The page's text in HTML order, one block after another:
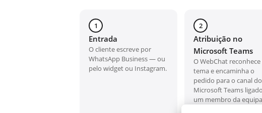
1
Entrada
O cliente escreve por
WhatsApp Business — ou
pelo widget ou Instagram.
2
Atribuição no
Microsoft Teams
O WebChat reconhece
tema e encaminha o
pedido para o canal do
Microsoft Teams
um membro da equipa